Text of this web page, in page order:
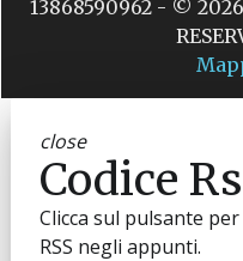
13868590962 - ©
close
Codice
Clicca sul pulsante
RSS negli appunti.